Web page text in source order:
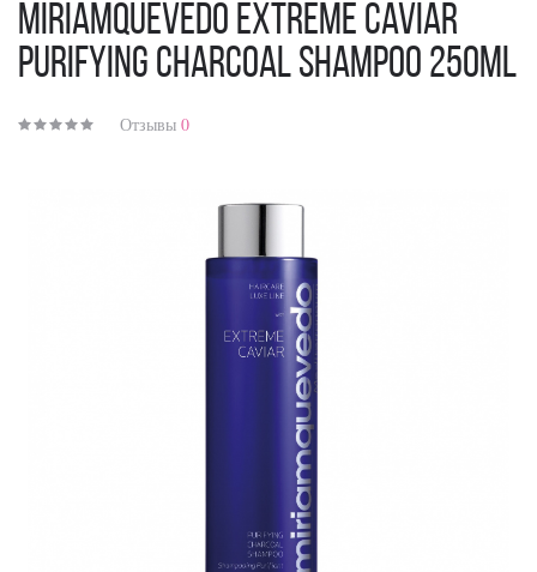
Miriamquevedo Extreme Caviar
Purifying Charcoal Shampoo 250ml
Отзывы 0